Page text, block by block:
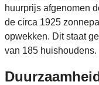
huurprijs afgenomen
de circa 1925
opwekken. Dit staat
van 185 huishoudens.